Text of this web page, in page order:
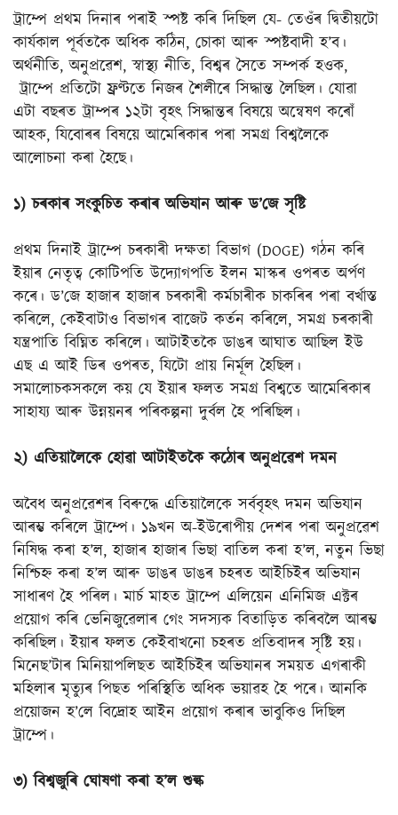
ট্ৰাম্পে প্ৰথম দিনাৰ পৰাই স্পষ্ট কৰি দিছিল যে- তেওঁৰ দ্বিতীয়টো
কাৰ্যকাল পূৰ্বতকৈ অধিক কঠিন, চোকা আৰু স্পষ্টবাদী হ’ব।
অৰ্থনীতি, অনুপ্ৰৱেশ, স্বাস্থ্য নীতি, বিশ্বৰ সৈতে সম্পৰ্ক হওক,
ট্ৰাম্পে প্ৰতিটো ফ্ৰণ্টতে নিজৰ শৈলীৰে সিদ্ধান্ত লৈছিল। যোৱা
এটা বছৰত ট্ৰাম্পৰ ১২টা বৃহৎ সিদ্ধান্তৰ বিষয়ে অন্বেষণ কৰোঁ
আহক, যিবোৰৰ বিষয়ে আমেৰিকাৰ পৰা সমগ্ৰ বিশ্বলৈকে
আলোচনা কৰা হৈছে।
১) চৰকাৰ সংকুচিত কৰাৰ অভিযান আৰু ড’জে সৃষ্টি
প্ৰথম দিনাই ট্ৰাম্পে চৰকাৰী দক্ষতা বিভাগ (DOGE) গঠন কৰি
ইয়াৰ নেতৃত্ব কোটিপতি উদ্যোগপতি ইলন মাস্কৰ ওপৰত অৰ্পণ
কৰে। ড’জে হাজাৰ হাজাৰ চৰকাৰী কৰ্মচাৰীক চাকৰিৰ পৰা বৰ্খাস্ত
কৰিলে, কেইবাটাও বিভাগৰ বাজেট কৰ্তন কৰিলে, সমগ্ৰ চৰকাৰী
যন্ত্ৰপাতি বিঘ্নিত কৰিলে। আটাইতকৈ ডাঙৰ আঘাত আছিল ইউ
এছ এ আই ডিৰ ওপৰত, যিটো প্ৰায় নিৰ্মূল হৈছিল।
সমালোচকসকলে কয় যে ইয়াৰ ফলত সমগ্ৰ বিশ্বতে আমেৰিকাৰ
সাহায্য আৰু উন্নয়নৰ পৰিকল্পনা দুৰ্বল হৈ পৰিছিল।
২) এতিয়ালৈকে হোৱা আটাইতকৈ কঠোৰ অনুপ্ৰৱেশ দমন
অবৈধ অনুপ্ৰৱেশৰ বিৰুদ্ধে এতিয়ালৈকে সৰ্ববৃহৎ দমন অভিযান
আৰম্ভ কৰিলে ট্ৰাম্পে। ১৯খন অ-ইউৰোপীয় দেশৰ পৰা অনুপ্ৰৱেশ
নিষিদ্ধ কৰা হ’ল, হাজাৰ হাজাৰ ভিছা বাতিল কৰা হ’ল, নতুন ভিছা
নিশ্চিহ্ন কৰা হ’ল আৰু ডাঙৰ ডাঙৰ চহৰত আইচিইৰ অভিযান
সাধাৰণ হৈ পৰিল। মাৰ্চ মাহত ট্ৰাম্পে এলিয়েন এনিমিজ এক্টৰ
প্ৰয়োগ কৰি ভেনিজুৱেলাৰ গেং সদস্যক বিতাড়িত কৰিবলৈ আৰম্ভ
কৰিছিল। ইয়াৰ ফলত কেইবাখনো চহৰত প্ৰতিবাদৰ সৃষ্টি হয়।
মিনেছ’টাৰ মিনিয়াপলিছত আইচিইৰ অভিযানৰ সময়ত এগৰাকী
মহিলাৰ মৃত্যুৰ পিছত পৰিস্থিতি অধিক ভয়াৱহ হৈ পৰে। আনকি
প্ৰয়োজন হ’লে বিদ্ৰোহ আইন প্ৰয়োগ কৰাৰ ভাবুকিও দিছিল
ট্ৰাম্পে।
৩) বিশ্বজুৰি ঘোষণা কৰা হ’ল শুল্ক